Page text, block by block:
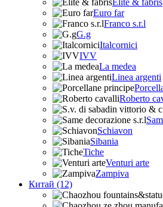
Elite & fabris
Euro far
Franco s.r.l
G.g
Italcornici
IVV
La medea
Linea argenti
Roberto
Schiavon
Sibania
Tiche
Venturi arte
Zampiva
Китай (12)